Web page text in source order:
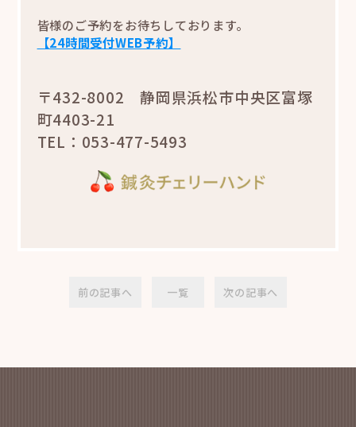
皆様のご予約をお待ちしております。
【24時間受付WEB予約】
〒432-8002 静岡県浜松市中央区富塚
町4403-21
TEL：053-477-5493
前の記事へ 一覧 次の記事へ